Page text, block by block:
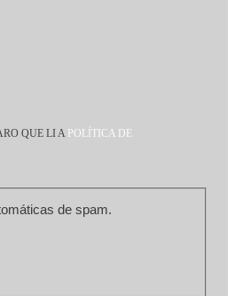
QUE LI A POLÍTICA DE
submissões automáticas de spam.